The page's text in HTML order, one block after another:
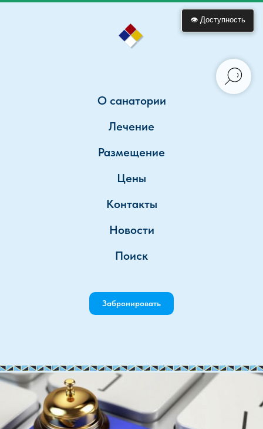
О санатории
Лечение
Размещение
Цены
Контакты
Новости
Поиск
Забронировать
👁 Доступность